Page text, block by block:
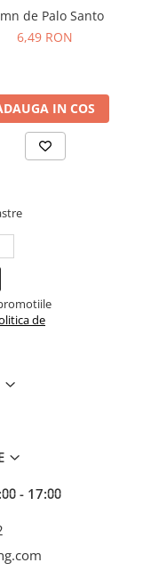
de Palo Santo
6,49 RON
IN COS
de
- 17:⩇⩇